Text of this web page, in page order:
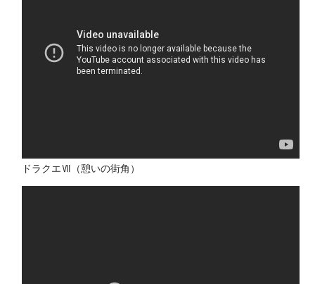
ドラクエⅦ（憩いの街角）